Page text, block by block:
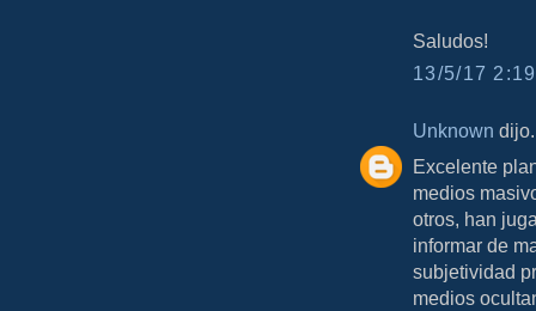
Saludos!
13/5/17
Unknown
Excelente
medios
otros, han
informar de
subjetividad
medios